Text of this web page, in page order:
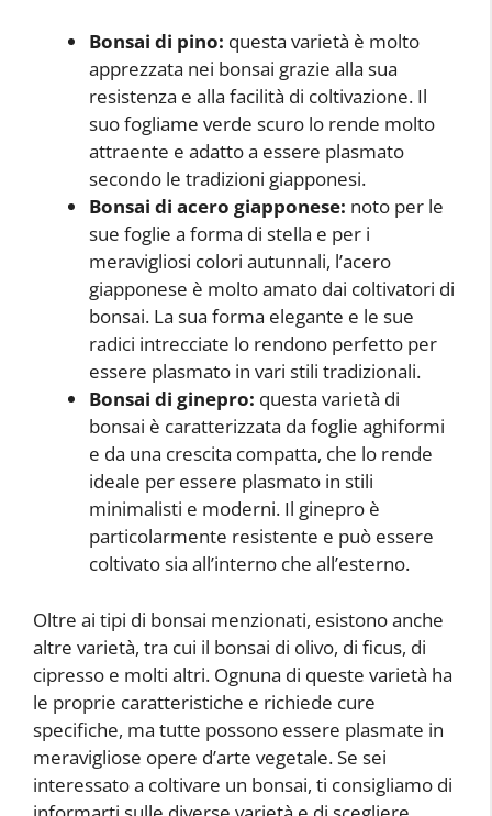
Bonsai di pino: questa varietà è molto
apprezzata nei bonsai grazie alla sua
resistenza e alla facilità di coltivazione. Il
suo fogliame verde scuro lo rende molto
attraente e adatto a essere plasmato
secondo le tradizioni giapponesi.
Bonsai di acero giapponese: noto per le
sue foglie a forma di stella e per i
meravigliosi colori autunnali, l’acero
giapponese è molto amato dai coltivatori di
bonsai. La sua forma elegante e le sue
radici intrecciate lo rendono perfetto per
essere plasmato in vari stili tradizionali.
Bonsai di ginepro: questa varietà di
bonsai è caratterizzata da foglie aghiformi
e da una crescita compatta, che lo rende
ideale per essere plasmato in stili
minimalisti e moderni. Il ginepro è
particolarmente resistente e può essere
coltivato sia all’interno che all’esterno.
Oltre ai tipi di bonsai menzionati, esistono anche
altre varietà, tra cui il bonsai di olivo, di ficus, di
cipresso e molti altri. Ognuna di queste varietà ha
le proprie caratteristiche e richiede cure
specifiche, ma tutte possono essere plasmate in
meravigliose opere d’arte vegetale. Se sei
interessato a coltivare un bonsai, ti consigliamo di